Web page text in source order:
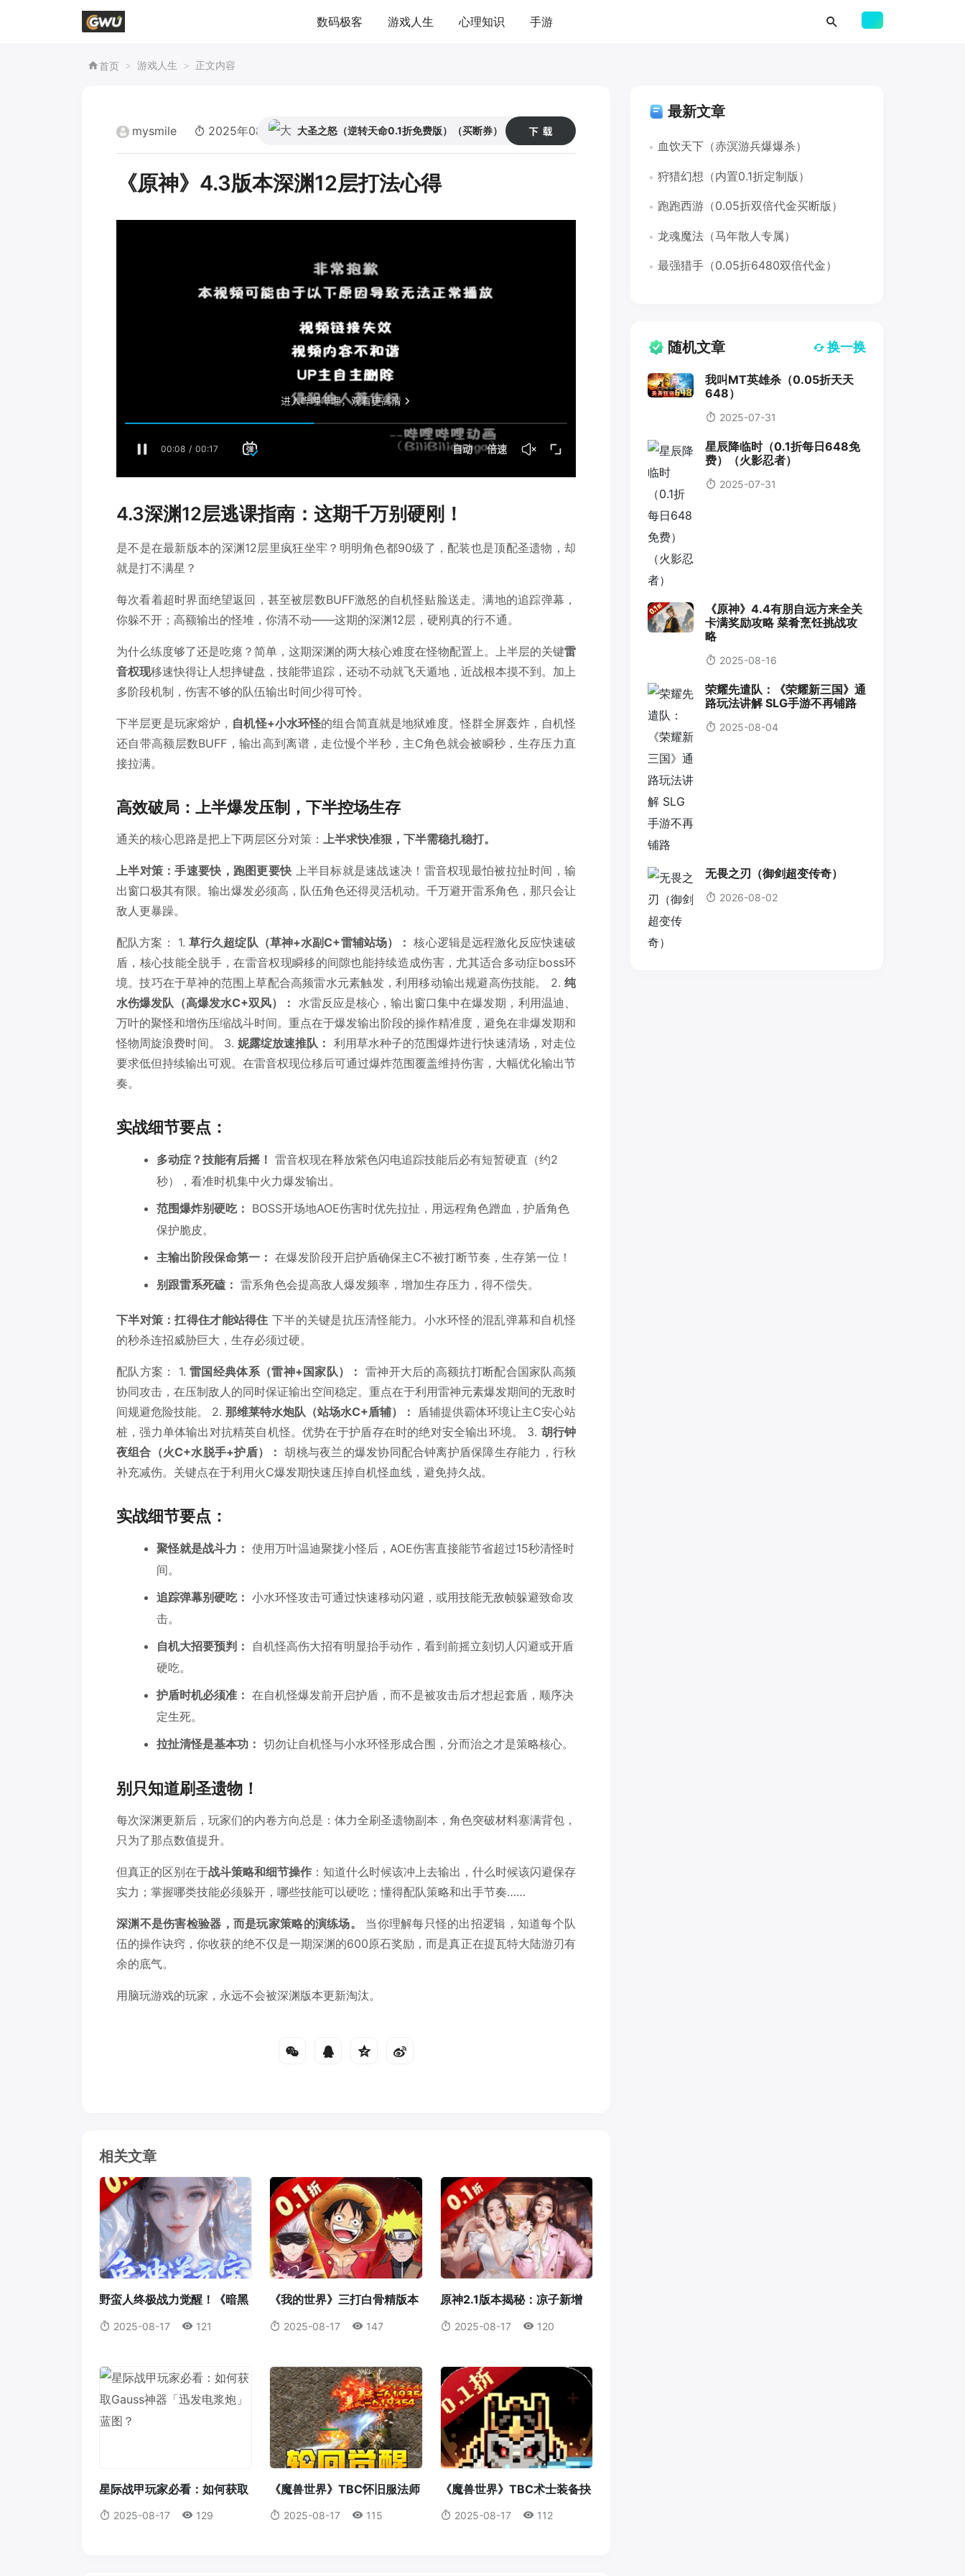
数码极客 游戏人生 心理知识 手游
首页 游戏人生 正文内容
mysmile 2025年08月16日 02:58 51
大圣之怒（逆转天命0.1折免费版）（买断券）
《原神》4.3版本深渊12层打法心得
4.3深渊12层逃课指南：这期千万别硬刚！
是不是在最新版本的深渊12层里疯狂坐牢？明明角色都90级了，配装也是顶配圣遗物，却
就是打不满星？
每次看着超时界面绝望返回，甚至被层数BUFF激怒的自机怪贴脸送走。满地的追踪弹幕，
你躲不开；高额输出的怪堆，你清不动——这期的深渊12层，硬刚真的行不通。
为什么练度够了还是吃瘪？简单，这期深渊的两大核心难度在怪物配置上。上半层的关键雷
音权现移速快得让人想摔键盘，技能带追踪，还动不动就飞天遁地，近战根本摸不到。加上
多阶段机制，伤害不够的队伍输出时间少得可怜。
下半层更是玩家熔炉， 自机怪+小水环怪的组合简直就是地狱难度。怪群全屏轰炸，自机怪
还自带高额层数BUFF，输出高到离谱，走位慢个半秒，主C角色就会被瞬秒，生存压力直
接拉满。
高效破局：上半爆发压制，下半控场生存
通关的核心思路是把上下两层区分对策： 上半求快准狠，下半需稳扎稳打。
上半对策：手速要快，跑图更要快 上半目标就是速战速决！雷音权现最怕被拉扯时间，输
出窗口极其有限。输出爆发必须高，队伍角色还得灵活机动。千万避开雷系角色，那只会让
敌人更暴躁。
配队方案： 1. 草行久超绽队（草神+水副C+雷辅站场）： 核心逻辑是远程激化反应快速破
盾，核心技能全脱手，在雷音权现瞬移的间隙也能持续造成伤害，尤其适合多动症boss环
境。技巧在于草神的范围上草配合高频雷水元素触发，利用移动输出规避高伤技能。 2. 纯
水伤爆发队（高爆发水C+双风）： 水雷反应是核心，输出窗口集中在爆发期，利用温迪、
万叶的聚怪和增伤压缩战斗时间。重点在于爆发输出阶段的操作精准度，避免在非爆发期和
怪物周旋浪费时间。 3. 妮露绽放速推队： 利用草水种子的范围爆炸进行快速清场，对走位
要求低但持续输出可观。在雷音权现位移后可通过爆炸范围覆盖维持伤害，大幅优化输出节
奏。
实战细节要点：
多动症？技能有后摇！ 雷音权现在释放紫色闪电追踪技能后必有短暂硬直（约2
秒），看准时机集中火力爆发输出。
范围爆炸别硬吃： BOSS开场地AOE伤害时优先拉扯，用远程角色蹭血，护盾角色
保护脆皮。
主输出阶段保命第一： 在爆发阶段开启护盾确保主C不被打断节奏，生存第一位！
别跟雷系死磕： 雷系角色会提高敌人爆发频率，增加生存压力，得不偿失。
下半对策：扛得住才能站得住 下半的关键是抗压清怪能力。小水环怪的混乱弹幕和自机怪
的秒杀连招威胁巨大，生存必须过硬。
配队方案： 1.雷国经典体系（雷神+国家队）： 雷神开大后的高额抗打断配合国家队高频
协同攻击，在压制敌人的同时保证输出空间稳定。重点在于利用雷神元素爆发期间的无敌时
间规避危险技能。 2. 那维莱特水炮队（站场水C+盾辅）：
盾辅提供霸体环境让主C安心站
桩，强力单体输出对抗精英自机怪。优势在于护盾存在时的绝对安全输出环境。 3. 胡行钟
夜组合（火C+水脱手+护盾）： 胡桃与夜兰的爆发协同配合钟离护盾保障生存能力，行秋
补充减伤。关键点在于利用火C爆发期快速压掉自机怪血线，避免持久战。
实战细节要点：
聚怪就是战斗力： 使用万叶温迪聚拢小怪后，AOE伤害直接能节省超过15秒清怪时
间。
追踪弹幕别硬吃： 小水环怪攻击可通过快速移动闪避，或用技能无敌帧躲避致命攻
击。
自机大招要预判：
自机怪高伤大招有明显抬手动作，看到前摇立刻切人闪避或开盾
硬吃。
护盾时机必须准： 在自机怪爆发前开启护盾，而不是被攻击后才想起套盾，顺序决
定生死。
拉扯清怪是基本功： 切勿让自机怪与小水环怪形成合围，分而治之才是策略核心。
别只知道刷圣遗物！
每次深渊更新后，玩家们的内卷方向总是：体力全刷圣遗物副本，角色突破材料塞满背包，
只为了那点数值提升。
但真正的区别在于战斗策略和细节操作 ：知道什么时候该冲上去输出，什么时候该闪避保存
实力；掌握哪类技能必须躲开，哪些技能可以硬吃；懂得配队策略和出手节奏……
深渊不是伤害检验器，而是玩家策略的演练场。
当你理解每只怪的出招逻辑，知道每个队
伍的操作诀窍，你收获的绝不仅是一期深渊的600原石奖励，而是真正在提瓦特大陆游刃有
余的底气。
用脑玩游戏的玩家，永远不会被深渊版本更新淘汰。
相关文章
野蛮人终极战力觉醒！《暗黑
破坏神2：重制版》符文之语
最强搭配指南
2025-08-17 121
《我的世界》三打白骨精版本
重磅来袭：天赋点系统全解
析，打造属于你的最强冒险
2025-08-17 147
原神2.1版本揭秘：凉子新增
食谱与隐藏料理全解析
2025-08-17 120
星际战甲玩家必看：如何获取
Gauss神器「迅发电浆炮」蓝
图？
2025-08-17 129
《魔兽世界》TBC怀旧服法师
毛伤害全攻略：操作，意识与
装备的完美结合
2025-08-17 115
《魔兽世界》TBC术士装备抉
择：法打套还是T4套？这是你
必须知道的真相！
2025-08-17 112
最新文章
血饮天下（赤溟游兵爆爆杀）
狩猎幻想（内置0.1折定制版）
跑跑西游（0.05折双倍代金买断版）
龙魂魔法（马年散人专属）
最强猎手（0.05折6480双倍代金）
随机文章 换一换
我叫MT英雄杀（0.05折天天
648）
2025-07-31
星辰降临时（0.1折每日648免
费）（火影忍者）
2025-07-31
《原神》4.4有朋自远方来全关
卡满奖励攻略 菜肴烹饪挑战攻
略
2025-08-16
荣耀先遣队：《荣耀新三国》通
路玩法讲解 SLG手游不再铺路
2025-08-04
无畏之刃（御剑超变传奇）
2026-08-02